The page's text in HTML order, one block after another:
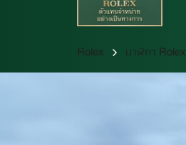
Rolex นาฬิกา Rolex